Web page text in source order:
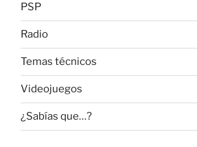
PSP
Radio
Temas técnicos
Videojuegos
¿Sabías que…?